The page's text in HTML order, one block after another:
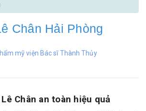
Chân Hải Phòng
mỹ viện Bác sĩ Thành Thủy
Chân an toàn hiệu quả